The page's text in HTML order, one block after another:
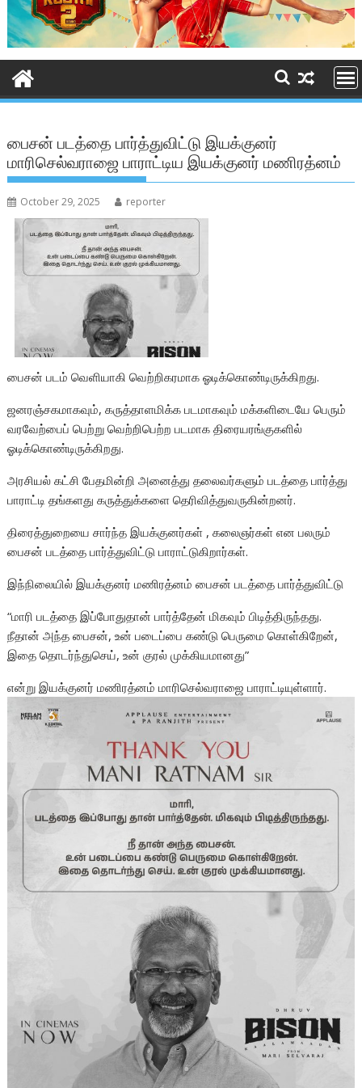
பைசன் படத்தை பார்த்துவிட்டு இயக்குனர்
மாரிசெல்வராஜை பாராட்டிய இயக்குனர் மணிரத்னம்
October 29, 2025 reporter
பைசன் படம் வெளியாகி வெற்றிகரமாக ஓடிக்கொண்டிருக்கிறது.
ஜனரஞ்சகமாகவும், கருத்தாளமிக்க படமாகவும் மக்களிடையே பெரும்
வரவேற்பைப் பெற்று வெற்றிபெற்ற படமாக திரையரங்குகளில்
ஓடிக்கொண்டிருக்கிறது.
அரசியல் கட்சி பேதமின்றி அனைத்து தலைவர்களும் படத்தை பார்த்து
பாராட்டி தங்களது கருத்துக்களை தெரிவித்துவருகின்றனர்.
திரைத்துறையை சார்ந்த இயக்குனர்கள் , கலைஞர்கள் என பலரும்
பைசன் படத்தை பார்த்துவிட்டு பாராட்டுகிறார்கள்.
இந்நிலையில் இயக்குனர் மணிரத்னம் பைசன் படத்தை பார்த்துவிட்டு
“மாரி படத்தை இப்போதுதான் பார்த்தேன் மிகவும் பிடித்திருந்தது.
நீதான் அந்த பைசன், உன் படைப்பை கண்டு பெருமை கொள்கிறேன்,
இதை தொடர்ந்துசெய், உன் குரல் முக்கியமானது”
என்று இயக்குனர் மணிரத்னம் மாரிசெல்வராஜை பாராட்டியுள்ளார்.